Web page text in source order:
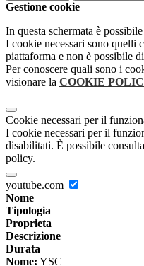
Gestione cookie
In questa schermata è
I cookie necessari sono quelli
piattaforma e non è possibile
Per conoscere quali sono i
visionare la COOKIE
Cookie necessari per il
I cookie necessari per il
disabilitati. È possibile
policy.
youtube.com
Nome
Tipologia
Proprieta
Descrizione
Durata
Nome: YSC